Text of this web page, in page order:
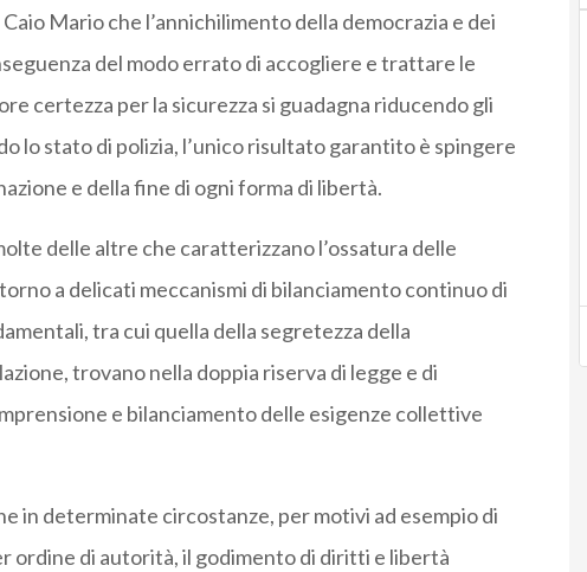
Mario che l’annichilimento della democrazia e dei
del modo errato di accogliere e trattare le
certezza per la sicurezza si guadagna riducendo gli
lo stato di polizia, l’unico risultato garantito è spingere
e della fine di ogni forma di libertà.
delle altre che caratterizzano l’ossatura delle
a delicati meccanismi di bilanciamento continuo di
tra cui quella della segretezza della
trovano nella doppia riserva di legge e di
e bilanciamento delle esigenze collettive
in determinate circostanze, per motivi ad esempio di
ordine di autorità, il godimento di diritti e libertà